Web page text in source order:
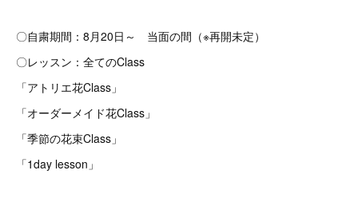
〇自粛期間：8月20日～ 当面の間（※再開未定）
〇レッスン：全てのClass
「アトリエ花Class」
「オーダーメイド花Class」
「季節の花束Class」
「1day lesson」